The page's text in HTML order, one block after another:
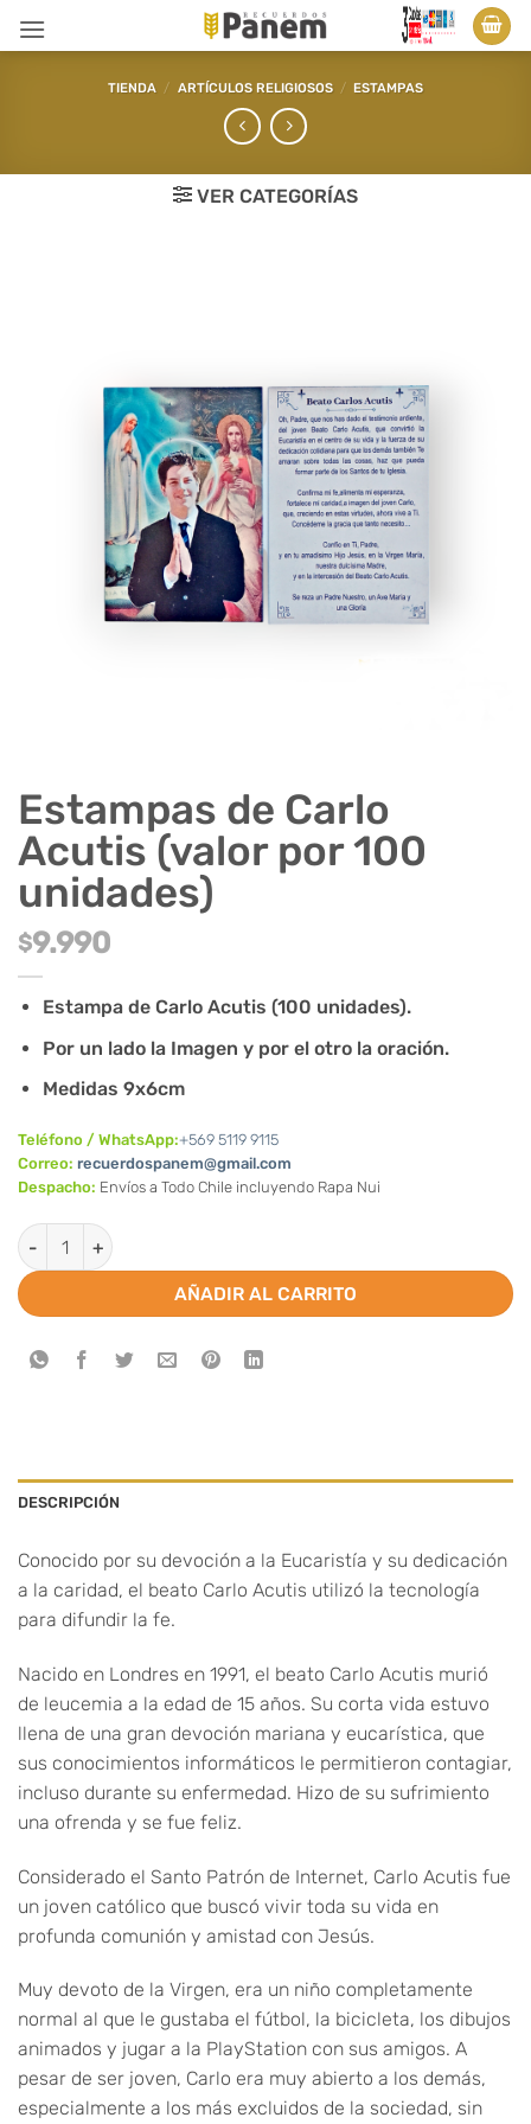
TIENDA / ARTÍCULOS RELIGIOSOS / ESTAMPAS
VER CATEGORÍAS
Estampas de Carlo
Acutis (valor por 100
unidades)
$9.990
Estampa de Carlo Acutis (100 unidades).
Por un lado la Imagen y por el otro la oración.
Medidas 9x6cm
Teléfono / WhatsApp:+569 5119 9115
Correo: recuerdospanem@gmail.com
Despacho: Envíos a Todo Chile incluyendo Rapa Nui
Estampas de Carlo Acutis (valor por 100 unidades) cantidad
AÑADIR AL CARRITO
DESCRIPCIÓN
Conocido por su devoción a la Eucaristía y su dedicación
a la caridad, el beato Carlo Acutis utilizó la tecnología
para difundir la fe.
Nacido en Londres en 1991, el beato Carlo Acutis murió
de leucemia a la edad de 15 años. Su corta vida estuvo
llena de una gran devoción mariana y eucarística, que
sus conocimientos informáticos le permitieron contagiar,
incluso durante su enfermedad. Hizo de su sufrimiento
una ofrenda y se fue feliz.
Considerado el Santo Patrón de Internet, Carlo Acutis fue
un joven católico que buscó vivir toda su vida en
profunda comunión y amistad con Jesús.
Muy devoto de la Virgen, era un niño completamente
normal al que le gustaba el fútbol, la bicicleta, los dibujos
animados y jugar a la PlayStation con sus amigos. A
pesar de ser joven, Carlo era muy abierto a los demás,
especialmente a los más excluidos de la sociedad, sin